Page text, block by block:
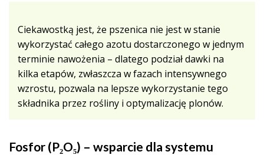
Ciekawostką jest, że pszenica nie jest w stanie
wykorzystać całego azotu dostarczonego w jednym
terminie nawożenia – dlatego podział dawki na
kilka etapów, zwłaszcza w fazach intensywnego
wzrostu, pozwala na lepsze wykorzystanie tego
składnika przez rośliny i optymalizację plonów.
Fosfor (P₂O₅) – wsparcie dla systemu